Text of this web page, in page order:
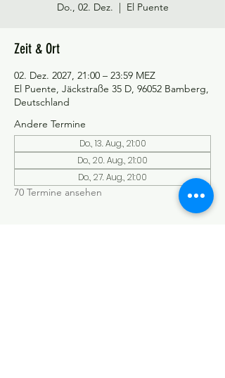
Do., 02. Dez.
  |
El Puente
Zeit & Ort
02. Dez. 2027, 21:00 – 23:59 MEZ
El Puente, Jäckstraße 35 D, 96052 Bamberg,
Deutschland
Andere Termine
Do., 13. Aug., 21:00
Do., 20. Aug., 21:00
Do., 27. Aug., 21:00
70 Termine ansehen